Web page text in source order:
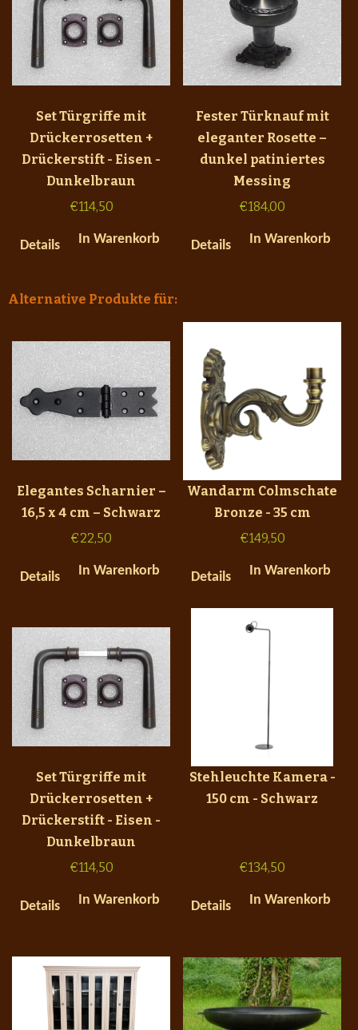
Set Türgriffe mit
Drückerrosetten +
Drückerstift - Eisen -
Dunkelbraun
€114,50
Details In Warenkorb
Fester Türknauf mit
eleganter Rosette –
dunkel patiniertes
Messing
€184,00
Details In Warenkorb
Alternative Produkte für:
Elegantes Scharnier –
16,5 x 4 cm – Schwarz
€22,50
Details In Warenkorb
Wandarm Colmschate
Bronze - 35 cm
€149,50
Details In Warenkorb
Set Türgriffe mit
Drückerrosetten +
Drückerstift - Eisen -
Dunkelbraun
€114,50
Details In Warenkorb
Stehleuchte Kamera -
150 cm - Schwarz
€134,50
Details In Warenkorb